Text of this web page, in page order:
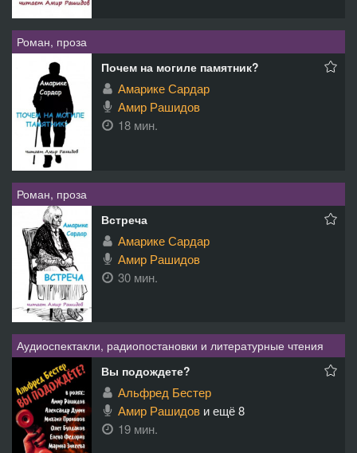
Роман, проза
Почем на могиле памятник?
Амарике Сардар
Амир Рашидов
18 мин.
Роман, проза
Встреча
Амарике Сардар
Амир Рашидов
30 мин.
Аудиоспектакли, радиопостановки и литературные чтения
Вы подождете?
Альфред Бестер
Амир Рашидов и ещё 8
19 мин.